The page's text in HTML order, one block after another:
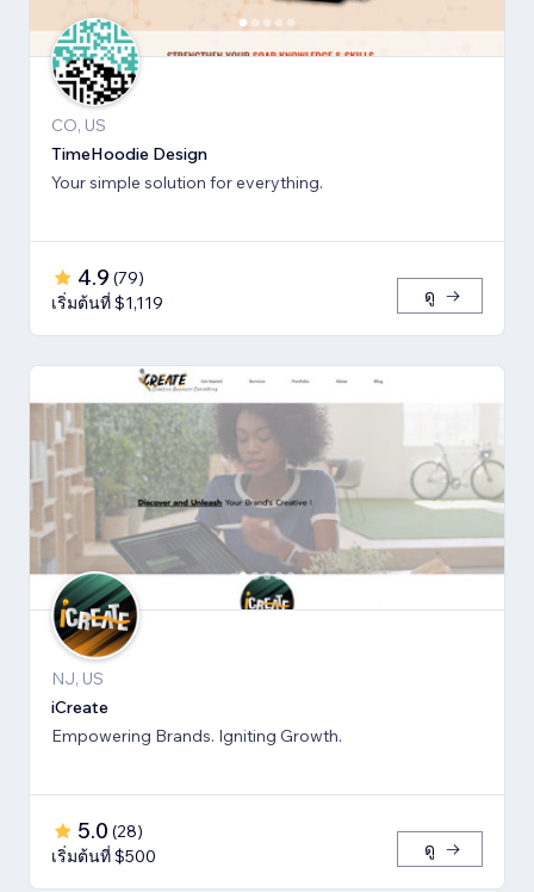
CO, US
TimeHoodie Design
Your simple solution for everything.
4.9 (79)
เริ่มต้นที่ $1,119
ดู
NJ, US
iCreate
Empowering Brands. Igniting Growth.
5.0 (28)
เริ่มต้นที่ $500
ดู